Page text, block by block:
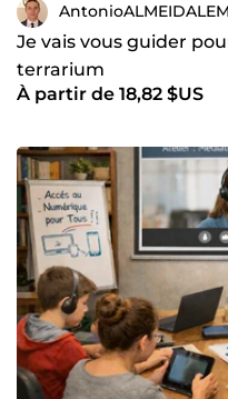
Je vais vous guider
terrarium
À partir de 18,82 $US